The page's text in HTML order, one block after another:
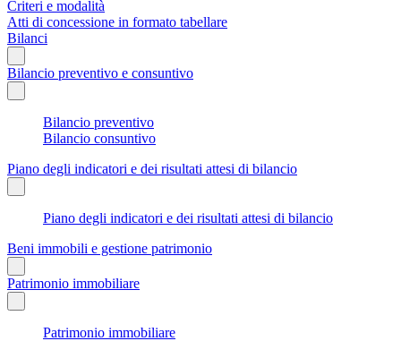
Criteri e modalità
Atti di concessione in formato tabellare
Bilanci
Bilancio preventivo e consuntivo
Bilancio preventivo
Bilancio consuntivo
Piano degli indicatori e dei risultati attesi di bilancio
Piano degli indicatori e dei risultati attesi di bilancio
Beni immobili e gestione patrimonio
Patrimonio immobiliare
Patrimonio immobiliare